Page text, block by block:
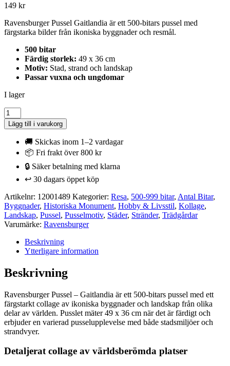
149 kr
Ravensburger Pussel Gaitlandia är ett 500-bitars pussel med
färgstarka bilder från ikoniska byggnader och resmål.
500 bitar
Färdig storlek: 49 x 36 cm
Motiv: Stad, strand och landskap
Passar vuxna och ungdomar
I lager
Ravensburger
Pussel
-
Gaitlandia
mängd
Lägg till i varukorg
🚚 Skickas inom 1–2 vardagar
📦 Fri frakt över 800 kr
🔒 Säker betalning med klarna
↩️ 30 dagars öppet köp
Artikelnr: 12001489 Kategorier: Resa, 500-999 bitar, Antal Bitar,
Byggnader, Historiska Monument, Hobby & Livsstil, Kollage,
Landskap, Pussel, Pusselmotiv, Städer, Stränder, Trädgårdar
Varumärke: Ravensburger
Beskrivning
Ytterligare information
Beskrivning
Ravensburger Pussel – Gaitlandia är ett 500-bitars pussel med ett
färgstarkt collage av ikoniska byggnader och landskap från olika
delar av världen. Pusslet mäter 49 x 36 cm när det är färdigt och
erbjuder en varierad pusselupplevelse med både stadsmiljöer och
strandvyer.
Detaljerat collage av världsberömda platser